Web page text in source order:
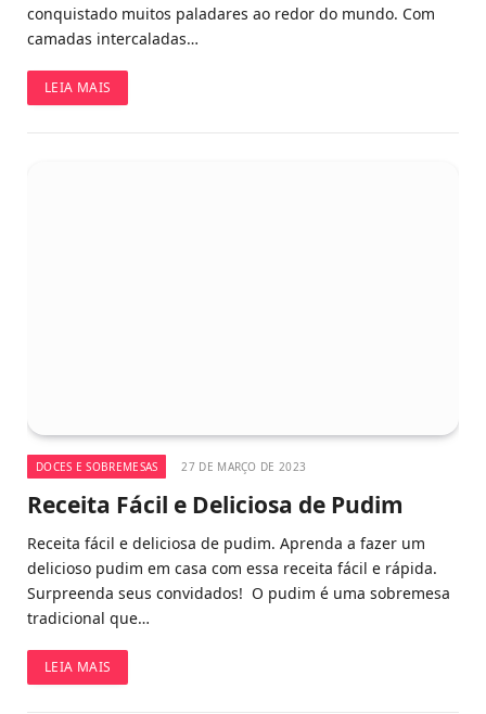
conquistado muitos paladares ao redor do mundo. Com
camadas intercaladas…
LEIA MAIS
DOCES E SOBREMESAS 27 DE MARÇO DE 2023
Receita Fácil e Deliciosa de Pudim
Receita fácil e deliciosa de pudim. Aprenda a fazer um
delicioso pudim em casa com essa receita fácil e rápida.
Surpreenda seus convidados! O pudim é uma sobremesa
tradicional que…
LEIA MAIS